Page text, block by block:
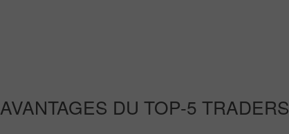
AVANTAGES DU TOP-5 TRADERS